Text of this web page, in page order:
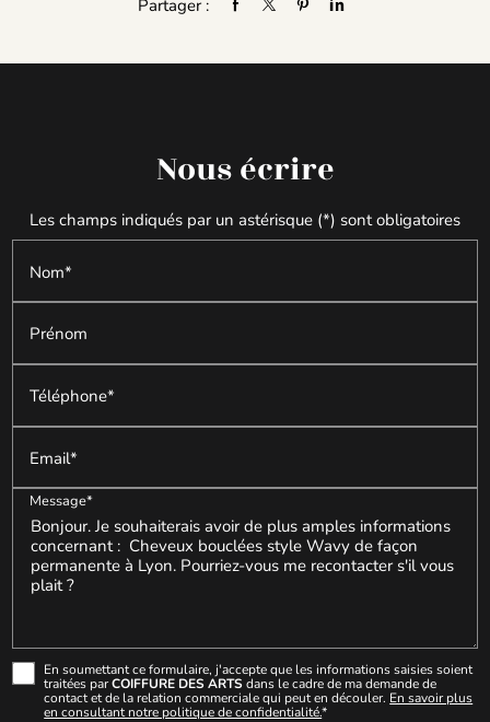
Nous écrire
Les champs indiqués par un astérisque (*) sont obligatoires
Nom*
Prénom
Téléphone*
Email*
Message*
En soumettant ce formulaire, j'accepte que les informations saisies soient
traitées parCOIFFURE DES ARTSdans le cadre de ma demande de
contact et de la relation commerciale qui peut en découler. En savoir plus
en consultant notre politique de confidentialité.*